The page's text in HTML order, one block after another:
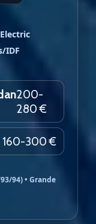
IDF
200-
280 €
160-300 €
94) • Grande